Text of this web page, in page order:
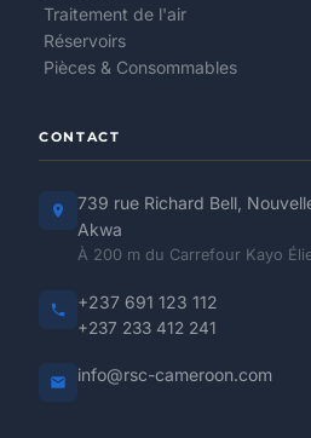
Traitement de l'air
Réservoirs
Pièces & Consommables
CONTACT
739 rue Richard Bell,
Akwa
À 200 m du Carrefour Kayo
+237 691 123 112
+237 233 412 241
info@rsc-cameroon.com